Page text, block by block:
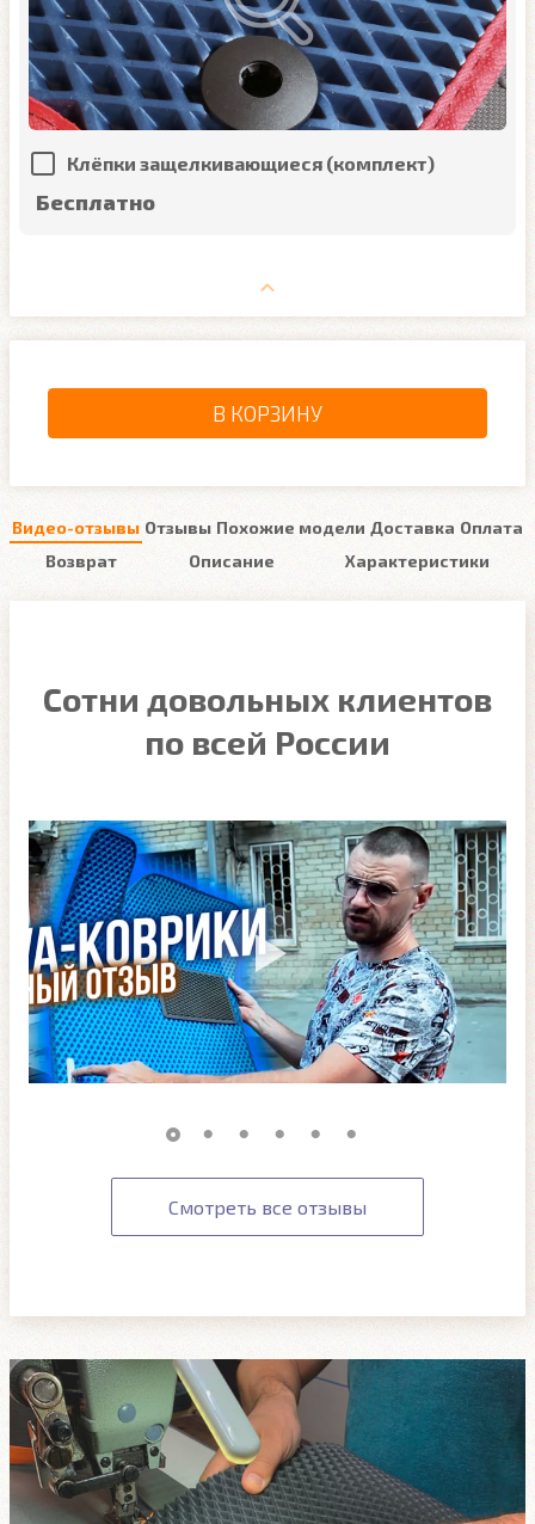
Клёпки защелкивающиеся (комплект)
Бесплатно
В КОРЗИНУ
Видео-отзывы Отзывы Похожие модели Доставка Оплата
Возврат
Описание Характеристики
Сотни довольных клиентов
по всей России
Смотреть все отзывы